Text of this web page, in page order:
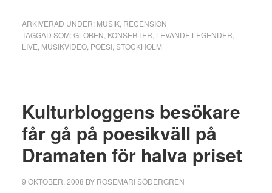
ARKIVERAD UNDER: MUSIK, RECENSION
TAGGAD SOM:GLOBEN KONSERTER LEVANDE LEGENDER
LIVE MUSIKVIDEO, POESI, STOCKHOLM
Kulturbloggens besökare
får gå på poesikväll på
Dramaten för halva priset
9 OKTOBER, 2008 BY ROSEMARI SÖDERGREN